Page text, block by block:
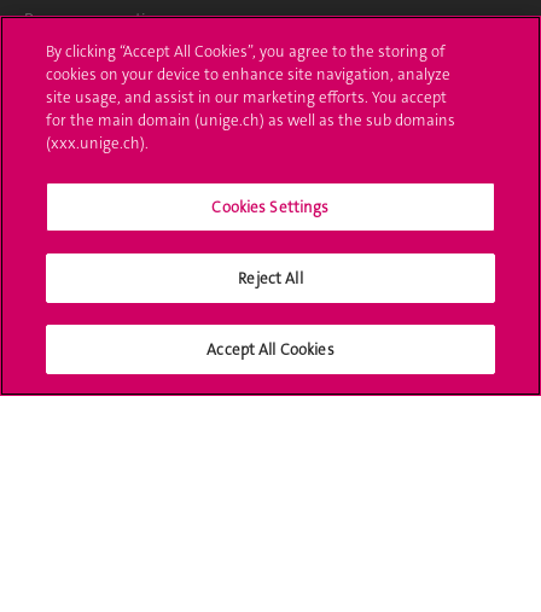
Poser une question
L'UNIGE vous informe
UNIGE Mobile
Médias sociaux UNIGE
By clicking “Accept All Cookies”, you agree to the storing of
cookies on your device to enhance site navigation, analyze
site usage, and assist in our marketing efforts. You accept
for the main domain (unige.ch) as well as the sub domains
(xxx.unige.ch).
Cookies Settings
Reject All
Accept All Cookies